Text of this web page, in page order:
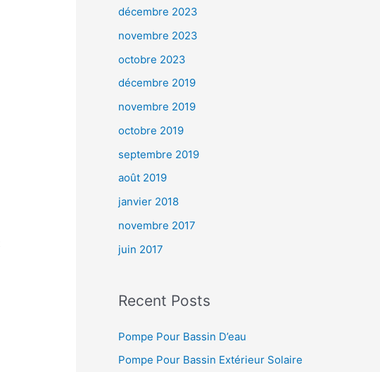
décembre 2023
novembre 2023
octobre 2023
décembre 2019
novembre 2019
octobre 2019
septembre 2019
août 2019
janvier 2018
novembre 2017
juin 2017
Recent Posts
Pompe Pour Bassin D’eau
Pompe Pour Bassin Extérieur Solaire